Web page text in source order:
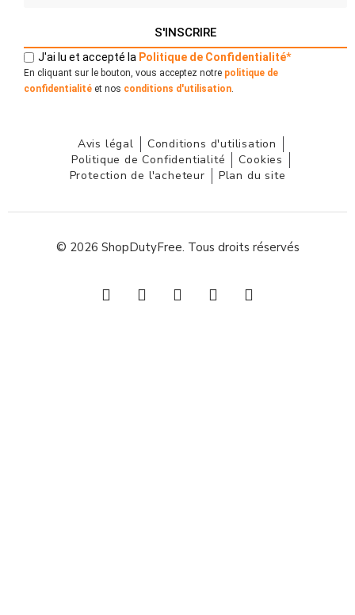
S'INSCRIRE
J'ai lu et accepté la Politique de Confidentialité*
En cliquant sur le bouton, vous acceptez notre politique de
confidentialité et nos conditions d'utilisation.
Avis légal
Conditions d'utilisation
Politique de Confidentialité
Cookies
Protection de l'acheteur
Plan du site
© 2026 ShopDutyFree. Tous droits réservés